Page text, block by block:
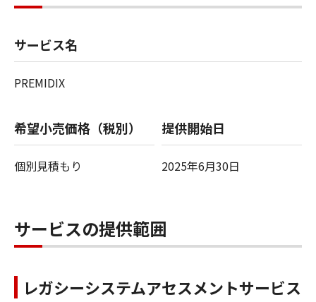
サービス名
PREMIDIX
希望小売価格（税別）
個別見積もり
提供開始日
2025年6月30日
サービスの提供範囲
レガシーシステムアセスメントサービス